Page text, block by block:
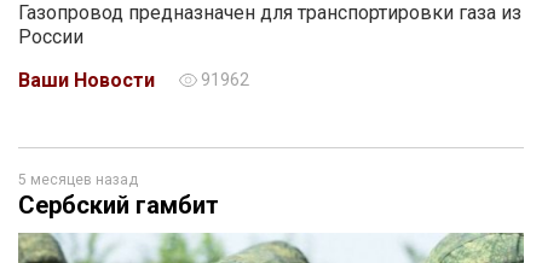
Газопровод предназначен для транспортировки газа из
России
Ваши Новости
91962
5 месяцев назад
Сербский гамбит